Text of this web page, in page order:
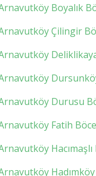
Boyalık
Çilingir
Durusu
Fatih